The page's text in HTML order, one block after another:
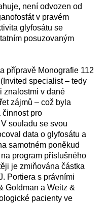
není odvozen od
v pravém
glyfosátu se
posuzovaným
přípravě Monografie 112
specialist – tedy
znalostmi v dané
zájmů – což byla
činnost pro
souladu se svou
data o glyfosátu a
samotném poněkud
program příslušného
je zmiňována částka
Portiera s právními
Goldman a Weitz &
pacienty ve